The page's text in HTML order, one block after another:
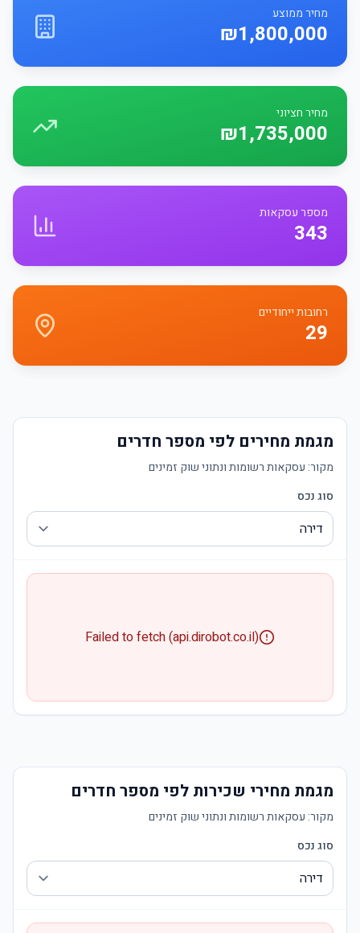
מחיר ממוצע
₪1,800,000
מחיר חציוני
₪1,735,000
מספר עסקאות
343
רחובות ייחודיים
29
מגמת מחירים לפי מספר חדרים
מקור: עסקאות רשומות ונתוני שוק זמינים
סוג נכס
Failed to fetch (api.dirobot.co.il)
מגמת מחירי שכירות לפי מספר חדרים
מקור: עסקאות רשומות ונתוני שוק זמינים
סוג נכס